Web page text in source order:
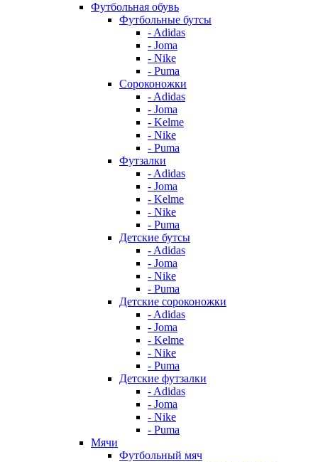
Футбольная обувь
Футбольные бутсы
- Adidas
- Joma
- Nike
- Puma
Сороконожки
- Adidas
- Joma
- Kelme
- Nike
- Puma
Футзалки
- Adidas
- Joma
- Kelme
- Nike
- Puma
Детские бутсы
- Adidas
- Joma
- Nike
- Puma
Детские сороконожки
- Adidas
- Joma
- Kelme
- Nike
- Puma
Детские футзалки
- Adidas
- Joma
- Nike
- Puma
Мячи
Футбольный мяч